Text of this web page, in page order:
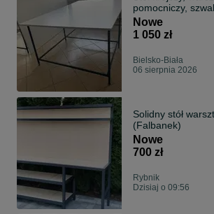
pomocniczy,
Nowe
1 050 zł
Bielsko-Biała
06 sierpnia 2026
Solidny stół
(Falbanek)
Nowe
700 zł
Rybnik
Dzisiaj o 09:56